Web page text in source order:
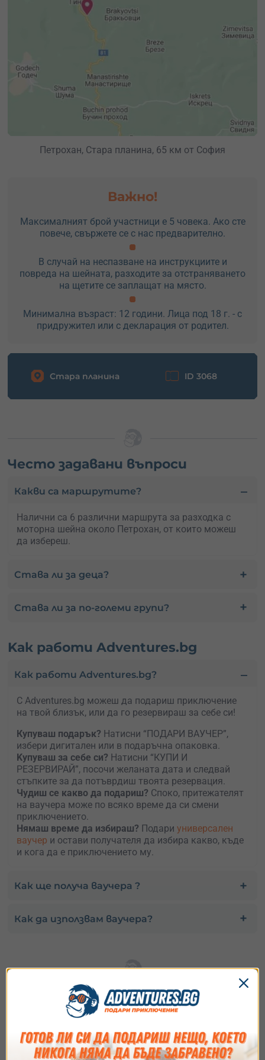
Петрохан, Стара планина, 65 км от София
Важно!
Максималният брой участници е 5 човека. Ако сте
повече, свържете се с нас предварително.
В случай на неспазване на инструкциите и
повреда на шейната, разходите за отстраняването
на щетите се заплащат на място.
Минимална възраст: 12 години. Лица под 18 г. - с
придружител или с декларация от родител.
Стара планина ID 3068
Често задавани въпроси
Какви са маршрутите?
Налични са 6 различни маршрута за разходка с
моторна шейна около Петрохан, от които можеш
да избереш.
Става ли за деца?
Става ли за по-големи групи?
Kак работи Adventures.bg
Как работи Adventures.bg?
С Adventures.bg можеш да подариш приключение
на твой близък, или да го резервираш за себе си!
Купуваш подарък? Натисни “ПОДАРИ ВАУЧЕР”,
избери дигитален или в подаръчна опаковка.
Kупуваш за себе си? Натисни “КУПИ И
РЕЗЕРВИРАЙ”, посочи желаната дата и следвай
стъпките за да потъврдиш твоята резервация.
Чудиш се какво да подариш? Споко, притежателят
на ваучера може по всяко време да си смени
приключението.
Нямаш време да избираш? Подари универсален
ваучер и остави получателя да избира какво, къде
и кога да е приключението му.
Как ще получа ваучера ?
Как да използвам ваучера?
Избери най-подходящия за
теб вариант